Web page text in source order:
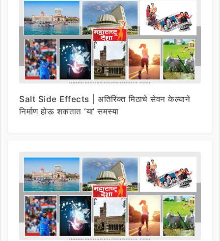
Salt Side Effects | अतिरिक्त मिठाचे सेवन केल्याने
निर्माण होऊ शकतात ‘या’ समस्या